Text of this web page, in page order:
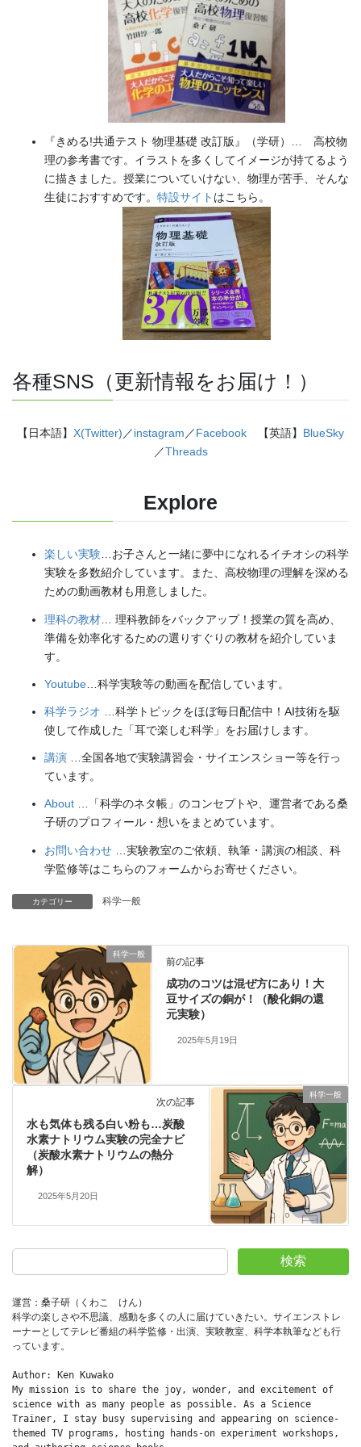
『きめる!共通テスト 物理基礎 改訂版』（学研）… 高校物
理の参考書です。イラストを多くしてイメージが持てるよう
に描きました。授業についていけない、物理が苦手、そんな
生徒におすすめです。 特設サイト はこちら。
各種SNS（更新情報をお届け！）
【日本語】 X(Twitter)／instagram／Facebook 【英語】 BlueSky
／Threads
Explore
楽しい実験…お子さんと一緒に夢中になれるイチオシの科学
実験を多数紹介しています。また、高校物理の理解を深める
ための動画教材も用意しました。
理科の教材 … 理科教師をバックアップ！授業の質を高め、
準備を効率化するための選りすぐりの教材を紹介していま
す。
Youtube …科学実験等の動画を配信しています。
科学ラジオ …科学トピックをほぼ毎日配信中！AI技術を駆
使して作成した「耳で楽しむ科学」をお届けします。
講演 …全国各地で実験講習会・サイエンスショー等を行っ
ています。
About …「科学のネタ帳」のコンセプトや、運営者である桑
子研のプロフィール・想いをまとめています。
お問い合わせ …実験教室のご依頼、執筆・講演の相談、科
学監修等はこちらのフォームからお寄せください。
カテゴリー 科学一般
科学一般
前の記事
成功のコツは混ぜ方にあり！大
豆サイズの銅が！（酸化銅の還
元実験）
2025年5月19日
科学一般
次の記事
水も気体も残る白い粉も…炭酸
水素ナトリウム実験の完全ナビ
（炭酸水素ナトリウムの熱分
解）
2025年5月20日
検索
運営：桑子研（くわこ　けん）
科学の楽しさや不思議、感動を多くの人に届けていきたい。サイエンストレ
ーナーとしてテレビ番組の科学監修・出演、実験教室、科学本執筆なども行
っています。
Author: Ken Kuwako
My mission is to share the joy, wonder, and excitement of
science with as many people as possible. As a Science
Trainer, I stay busy supervising and appearing on science-
themed TV programs, hosting hands-on experiment workshops,